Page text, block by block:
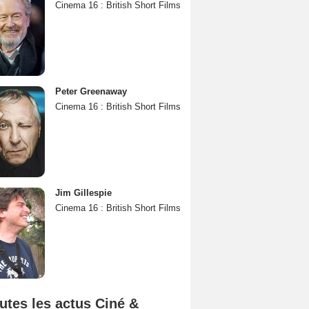
Cinema 16 : British Short Films
Peter Greenaway
Cinema 16 : British Short Films
Jim Gillespie
Cinema 16 : British Short Films
les actus Ciné &